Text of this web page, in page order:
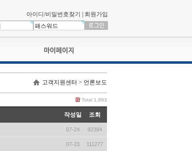
아이디/비밀번호찾기 회원가입
나의신청내역
교육영상강의실
회원정보
나의 신청비
나의활동내역
나의 연회비
고객지원센터 > 언론보도
Total 1,893
작성일 조회
07-24 92394
07-23 111277